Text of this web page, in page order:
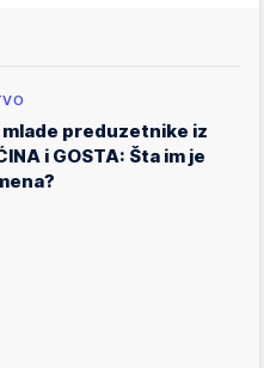
mlade preduzetnike iz
i GOSTA: Šta im je